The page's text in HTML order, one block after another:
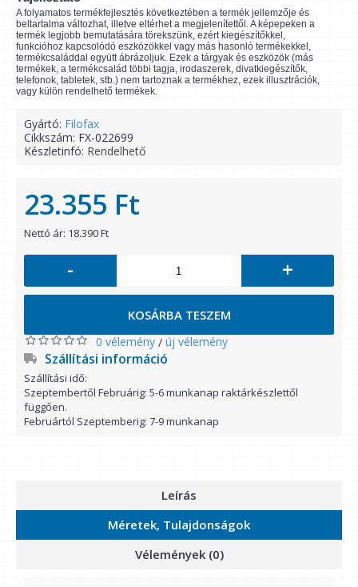
A folyamatos termékfejlesztés következtében a termék jellemzője és
beltartalma változhat, illetve eltérhet a megjelenítettől. A képepeken a
termék legjobb bemutatására törekszünk, ezért kiegészítőkkel,
funkcióhoz kapcsolódó eszközökkel vagy más hasonló termékekkel,
termékcsaláddal együtt ábrázoljuk. Ezek a tárgyak és eszközök (más
termékek, a termékcsalád többi tagja, irodaszerek, divatkiegészítők,
telefonok, tabletek, stb.) nem tartoznak a termékhez, ezek illusztrációk,
vagy külön rendelhető termékek.
Gyártó: Filofax
Cikkszám: FX-022699
Készletinfó: Rendelhető
23.355 Ft
Nettó ár: 18.390 Ft
- +
KOSÁRBA TESZEM
0 vélemény / új vélemény
Szállítási információ
Szállítási idő:
Szeptembertől Februárig: 5-6 munkanap raktárkészlettől
függően.
Februártól Szeptemberig: 7-9 munkanap
Leírás
Méretek, Tulajdonságok
Vélemények (0)